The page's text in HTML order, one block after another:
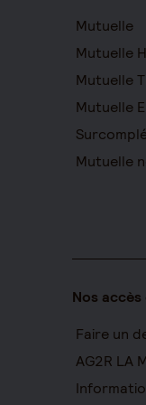
Mutuelle
Mutuelle
Mutuelle
Mutuelle
Mutuelle
Nos
Faire un
AG2R LA